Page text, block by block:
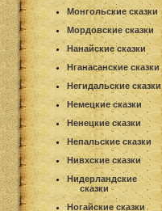
Монгольские сказки
Мордовские сказки
Нанайские сказки
Нганасанские сказки
Негидальские сказки
Немецкие сказки
Ненецкие сказки
Непальские сказки
Нивхские сказки
Нидерландские
сказки
Ногайские сказки